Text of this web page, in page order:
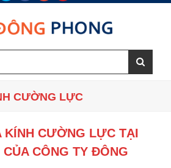
CƯỜNG LỰC
KÍNH CƯỜNG LỰC TẠI
CÔNG TY ĐÔNG